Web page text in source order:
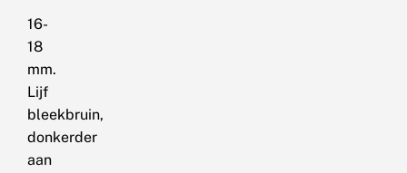
16-
18
mm.
Lijf
bleekbruin,
donkerder
aan